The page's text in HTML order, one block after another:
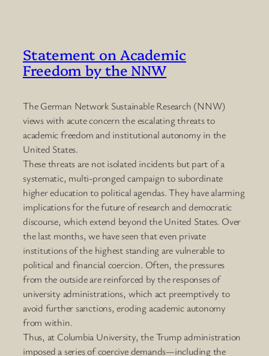
Statement on Academic
Freedom by the NNW
The German Network Sustainable Research (NNW)
views with acute concern the escalating threats to
academic freedom and institutional autonomy in the
United States.
These threats are not isolated incidents but part of a
systematic, multi-pronged campaign to subordinate
higher education to political agendas. They have alarming
implications for the future of research and democratic
discourse, which extend beyond the United States. Over
the last months, we have seen that even private
institutions of the highest standing are vulnerable to
political and financial coercion. Often, the pressures
from the outside are reinforced by the responses of
university administrations, which act preemptively to
avoid further sanctions, eroding academic autonomy
from within.
Thus, at Columbia University, the Trump administration
imposed a series of coercive demands—including the